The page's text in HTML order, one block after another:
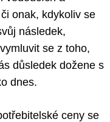
onak, kdykoliv se
následek,
se z toho,
důsledek dožene s
dnes.
ceny se